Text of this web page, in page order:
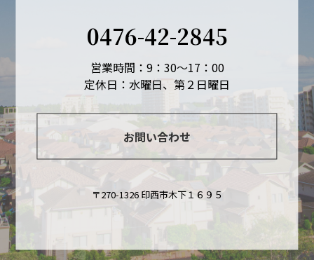
0476-42-2845
営業時間：9：30～17：00
定休日：水曜日、第２日曜日
お問い合わせ
〒270-1326 印西市木下１６９５